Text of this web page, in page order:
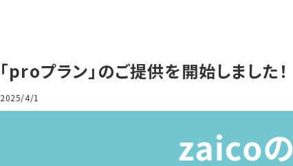
「proプラン」のご提供を開始しました！
2025/4/1